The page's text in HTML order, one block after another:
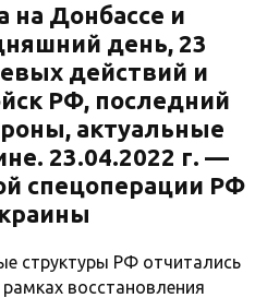
на Донбассе и
день, 23
действий и
РФ, последний
актуальные
23.04.2022 г. —
спецоперации РФ
структуры РФ отчитались
восстановления